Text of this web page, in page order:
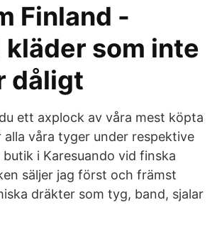
Finland -
kläder som inte
dåligt
ett axplock av våra mest köpta
våra tyger under respektive
i Karesuando vid finska
säljer jag först och främst
dräkter som tyg, band, sjalar